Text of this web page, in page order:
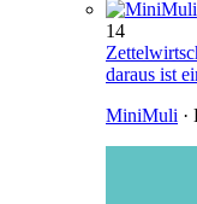
14
daraus ist
MiniMuli ·